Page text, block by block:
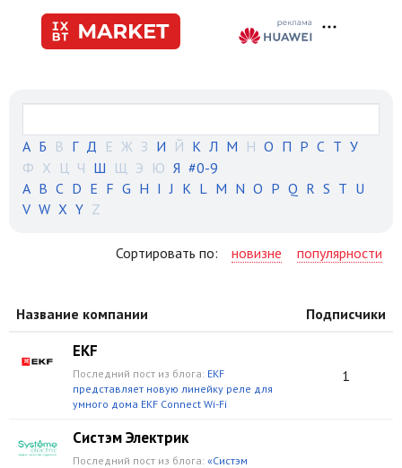
А Б В Г Д Е Ж З И Й К Л М Н О П Р С Т У
Ф Х Ц Ч Ш Щ Э Ю Я #0-9
A B C D E F G H I J K L M N O P Q R S T U
V W X Y Z
Сортировать по: новизне популярности
Название компании Подписчики
EKF
Последний пост из блога: EKF
представляет новую линейку реле для
умного дома EKF Connect Wi-Fi
1
Систэм Электрик
Последний пост из блога: «Систэм